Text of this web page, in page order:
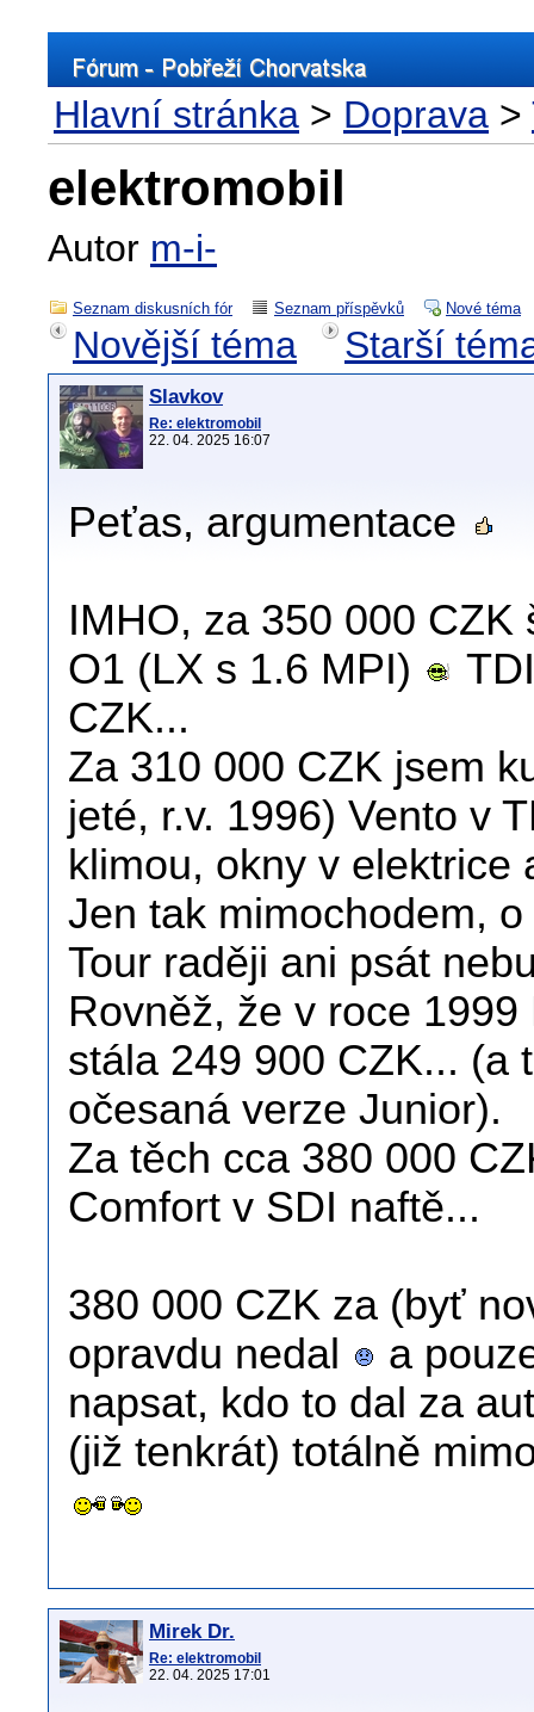
Hlavní stránka > Doprava >
elektromobil
Autor m-i-
Seznam diskusních fór Seznam příspěvků Nové téma
Novější téma Starší
Slavkov
Re: elektromobil
22. 04. 2025 16:07
Peťas, argumentace
IMHO, za 350 000
O1 (LX s 1.6 MPI)
CZK...
Za 310 000 CZK jsem
jeté, r.v. 1996) Vento v
klimou, okny v elektrice
Jen tak mimochodem,
Tour raději ani psát
Rovněž, že v roce
stála 249 900 CZK... (a
očesaná verze Junior).
Za těch cca 380 000
Comfort v SDI naftě...
380 000 CZK za (byť
opravdu nedal
a
napsat, kdo to dal za
(již tenkrát) totálně
Mirek Dr.
Re: elektromobil
22. 04. 2025 17:01